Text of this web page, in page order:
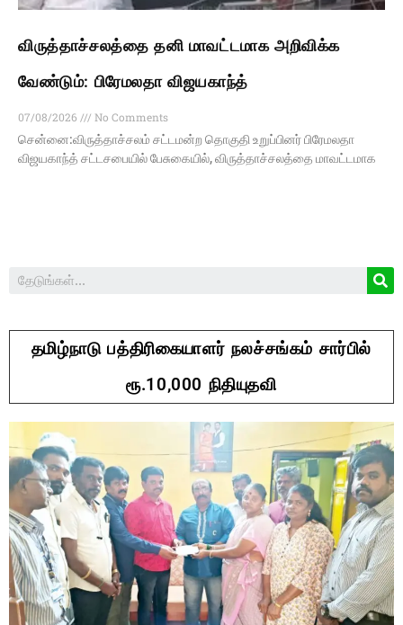
விருத்தாச்சலத்தை தனி மாவட்டமாக அறிவிக்க
வேண்டும்: பிரேமலதா விஜயகாந்த்
07/08/2026
No Comments
சென்னை:விருத்தாச்சலம் சட்டமன்ற தொகுதி உறுப்பினர் பிரேமலதா
விஜயகாந்த் சட்டசபையில் பேசுகையில், விருத்தாச்சலத்தை மாவட்டமாக
தமிழ்நாடு பத்திரிகையாளர் நலச்சங்கம் சார்பில்
ரூ.10,000 நிதியுதவி